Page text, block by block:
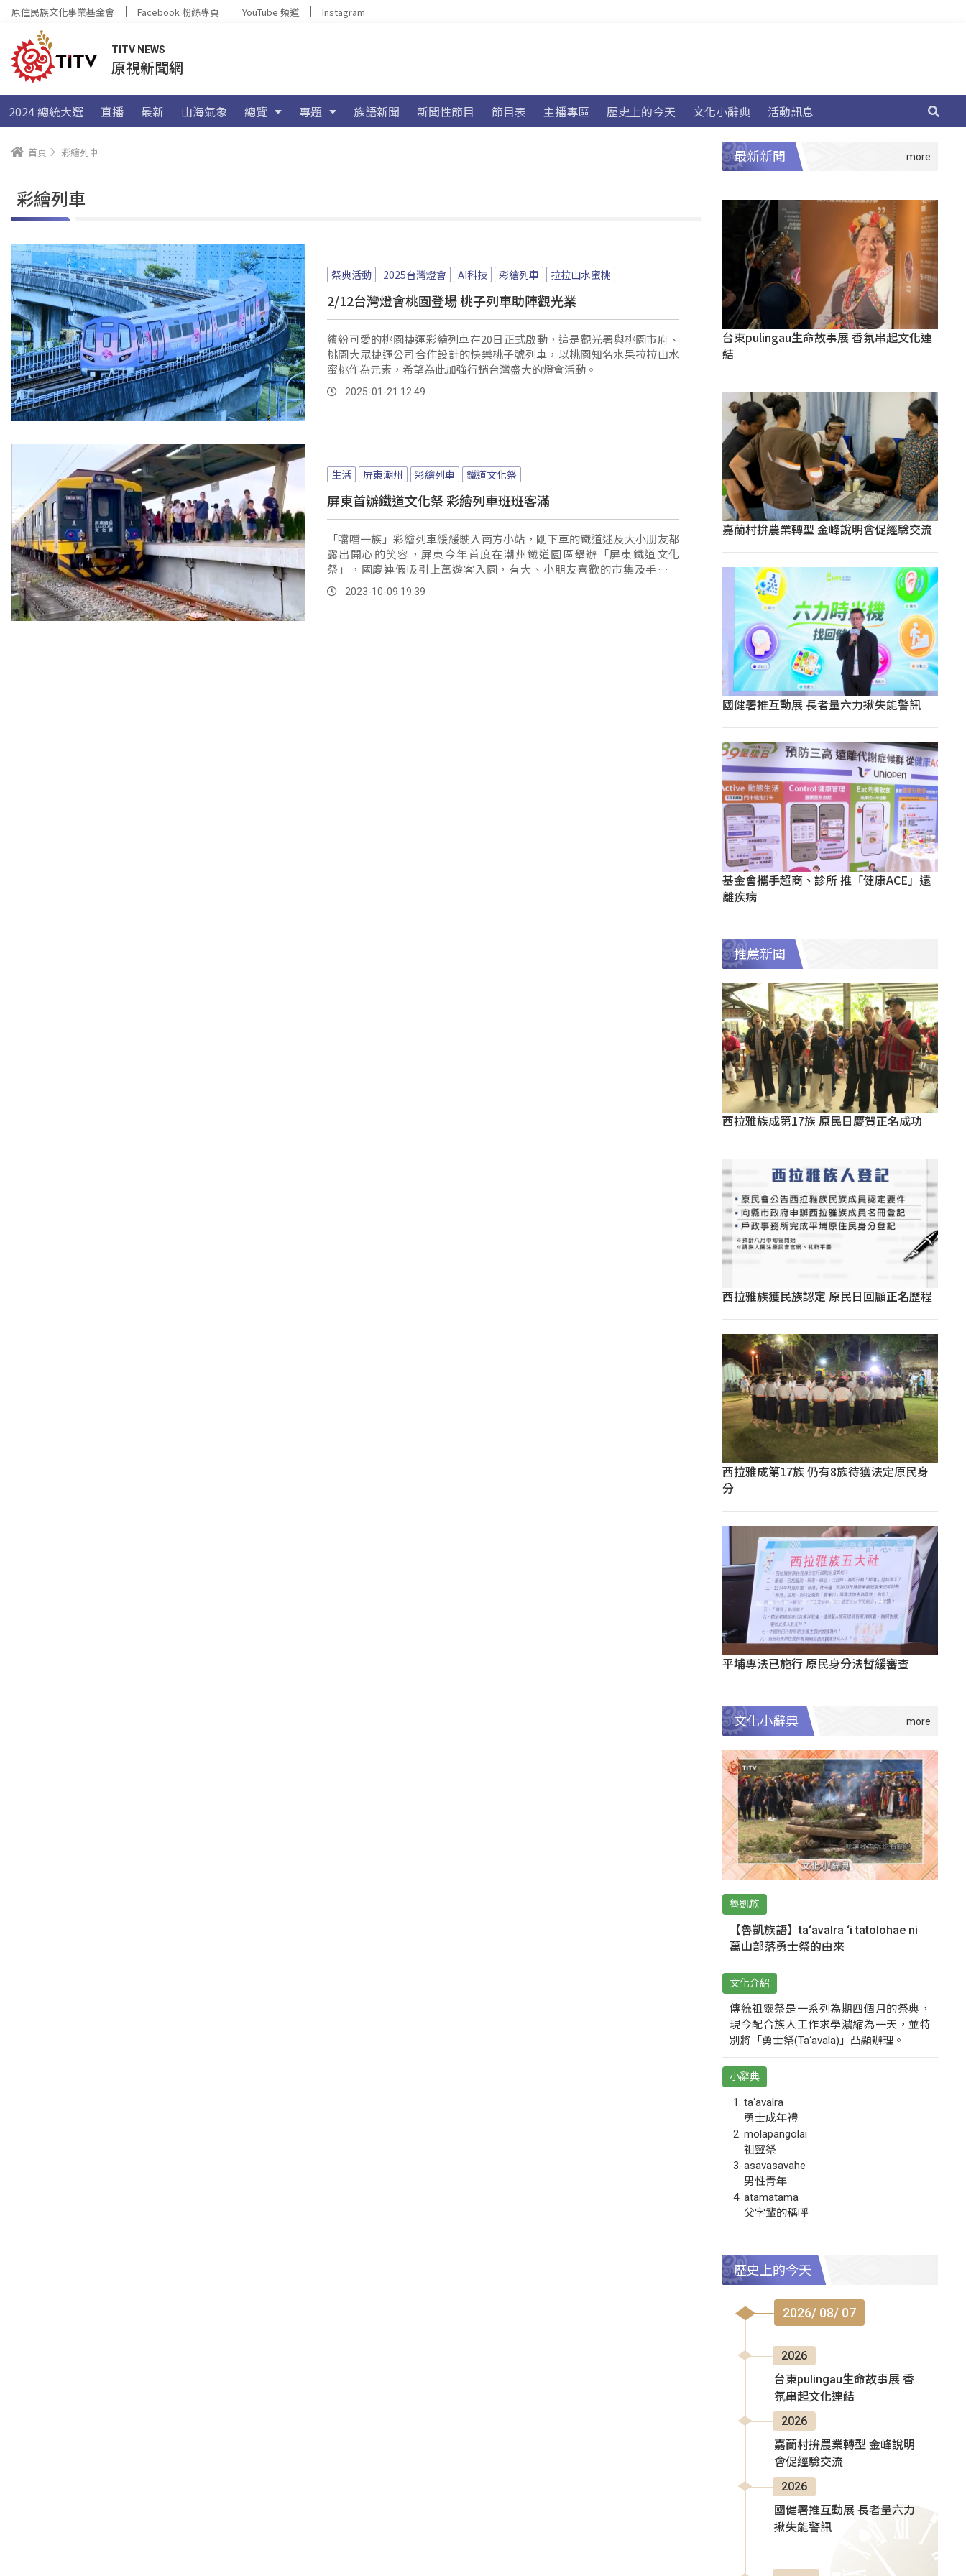
原住民族文化事業基金會 Facebook 粉絲專頁 YouTube 頻道 Instagram
TITV NEWS
原視新聞網
2024 總統大選 直播 最新 山海氣象 總覽 專題 族語新聞 新聞性節目 節目表 主播專區 歷史上的今天 文化小辭典 活動訊息
首頁 彩繪列車
彩繪列車
祭典活動 2025台灣燈會 AI科技 彩繪列車 拉拉山水蜜桃
2/12台灣燈會桃園登場 桃子列車助陣觀光業
繽紛可愛的桃園捷運彩繪列車在20日正式啟動，這是觀光署與桃園市府、
桃園大眾捷運公司合作設計的快樂桃子號列車，以桃園知名水果拉拉山水
蜜桃作為元素，希望為此加強行銷台灣盛大的燈會活動。
2025-01-21 12:49
生活 屏東潮州 彩繪列車 鐵道文化祭
屏東首辦鐵道文化祭 彩繪列車班班客滿
「噹噹一族」彩繪列車緩緩駛入南方小站，剛下車的鐵道迷及大小朋友都
露出開心的笑容，屏東今年首度在潮州鐵道園區舉辦「屏東鐵道文化
祭」，國慶連假吸引上萬遊客入園，有大、小朋友喜歡的市集及手作體
驗，還有鐵道文化祭的限量商品。
2023-10-09 19:39
最新新聞
台東pulingau生命故事展 香氛串起文化連
結
嘉蘭村拚農業轉型 金峰說明會促經驗交流
國健署推互動展 長者量六力揪失能警訊
基金會攜手超商、診所 推「健康ACE」遠
離疾病
推薦新聞
西拉雅族成第17族 原民日慶賀正名成功
西拉雅族獲民族認定 原民日回顧正名歷程
西拉雅成第17族 仍有8族待獲法定原民身
分
平埔專法已施行 原民身分法暫緩審查
文化小辭典
魯凱族
【魯凱族語】ta‘avalra ‘i tatolohae ni｜
萬山部落勇士祭的由來
文化介紹
傳統祖靈祭是一系列為期四個月的祭典，
現今配合族人工作求學濃縮為一天，並特
別將「勇士祭(Ta‘avala)」凸顯辦理。
小辭典
ta‘avalra
勇士成年禮
molapangolai
祖靈祭
asavasavahe
男性青年
atamatama
父字輩的稱呼
歷史上的今天
2026/ 08/ 07
2026
台東pulingau生命故事展 香
氛串起文化連結
2026
嘉蘭村拚農業轉型 金峰說明
會促經驗交流
2026
國健署推互動展 長者量六力
揪失能警訊